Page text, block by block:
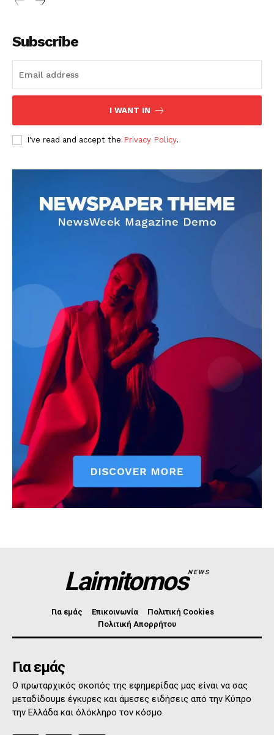
Subscribe
I WANT IN
I've read and accept the Privacy Policy.
LaimitomosNEWS
Για εμάς Επικοινωνία
Πολιτική Cookies
Πολιτική Απορρήτου
Για εμάς
Ο πρωταρχικός σκοπός της εφημερίδας μας είναι να σας
μεταδίδουμε έγκυρες και άμεσες ειδήσεις από την Κύπρο
την Ελλάδα και όλόκληρο τον κόσμο.